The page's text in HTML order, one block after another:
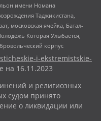
имени Номана
Таджикистана,
московская ячейка, Батал-
Которая Улыбается,
корпус
i-ekstremistskie-
на 16.11.2023
и религиозных
судом принято
о ликвидации или